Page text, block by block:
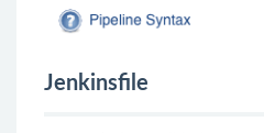
Jenkinsfile